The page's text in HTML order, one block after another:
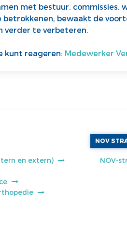
met bestuur, commissies,
betrokkenen, bewaakt de
verder te verbeteren.
kunt reageren: Medewerker
en extern)
NOV
NOV-